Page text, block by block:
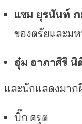
แซม ยุรนันท์
ของตรัยและมห
อุ๋ม อาภาศิริ นิ
และนักแสดงมาก
บิ๊ก ศรุต